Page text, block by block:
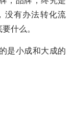
没有办法转化流
什么。
是小成和大成的